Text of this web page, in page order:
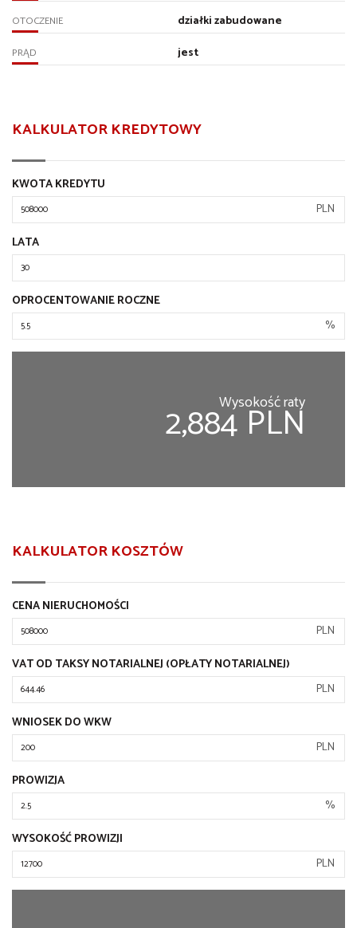
OTOCZENIE działki zabudowane
PRĄD jest
KALKULATOR KREDYTOWY
KWOTA KREDYTU
PLN
LATA
OPROCENTOWANIE ROCZNE
%
Wysokość raty
2,884 PLN
KALKULATOR KOSZTÓW
CENA NIERUCHOMOŚCI
PLN
VAT OD TAKSY NOTARIALNEJ (OPŁATY NOTARIALNEJ)
PLN
WNIOSEK DO WKW
PLN
PROWIZJA
%
WYSOKOŚĆ PROWIZJI
PLN